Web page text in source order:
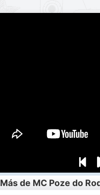
Más de MC Poze do